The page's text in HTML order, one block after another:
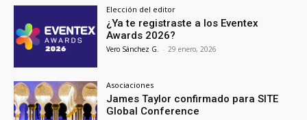
Elección del editor
¿Ya te registraste a los Eventex
Awards 2026?
Vero Sánchez G. - 29 enero, 2026
Asociaciones
James Taylor confirmado para SITE
Global Conference